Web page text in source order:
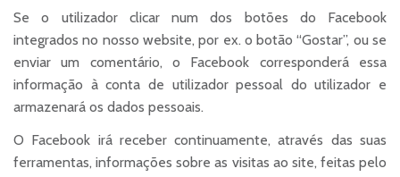
Se o utilizador clicar num dos botões do Facebook
integrados no nosso website, por ex. o botão “Gostar”, ou se
enviar um comentário, o Facebook corresponderá essa
informação à conta de utilizador pessoal do utilizador e
armazenará os dados pessoais.
O Facebook irá receber continuamente, através das suas
ferramentas, informações sobre as visitas ao site, feitas pelo